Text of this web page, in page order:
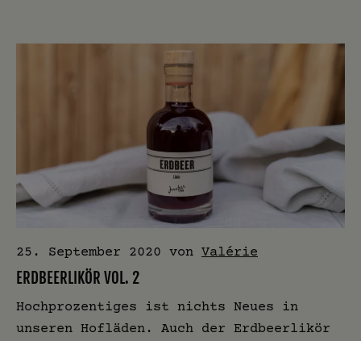
25. September 2020 von Valérie
ERDBEERLIKÖR VOL. 2
Hochprozentiges ist nichts Neues in
unseren Hofläden. Auch der Erdbeerlikör